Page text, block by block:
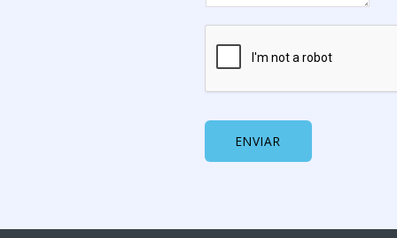
ENVIAR